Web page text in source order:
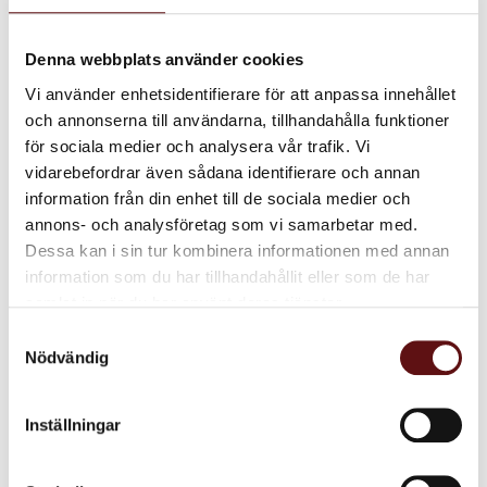
Denna webbplats använder cookies
Vi använder enhetsidentifierare för att anpassa innehållet
och annonserna till användarna, tillhandahålla funktioner
för sociala medier och analysera vår trafik. Vi
vidarebefordrar även sådana identifierare och annan
information från din enhet till de sociala medier och
annons- och analysföretag som vi samarbetar med.
Dessa kan i sin tur kombinera informationen med annan
information som du har tillhandahållit eller som de har
Nödvändig
Inställningar
Lägg till i favoriter INFO
rooibos te.
Lägg till i favoriter
Vintersaga, svart te